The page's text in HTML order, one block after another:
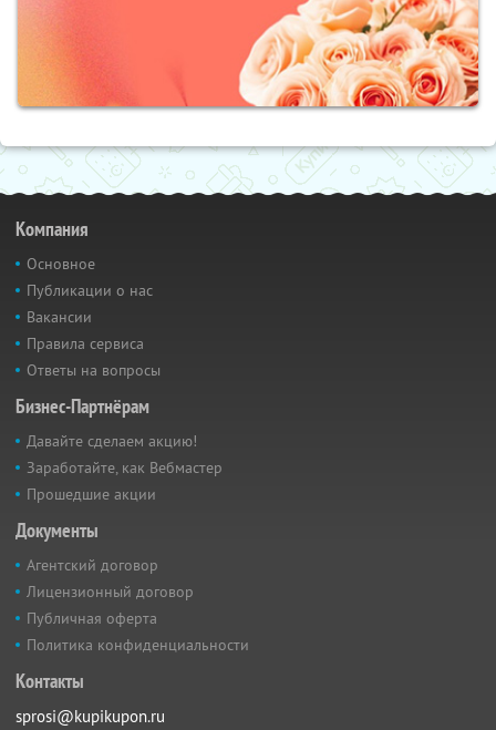
Компания
Основное
Публикации о нас
Вакансии
Правила сервиса
Ответы на вопросы
Бизнес-Партнёрам
Давайте сделаем акцию!
Заработайте, как Вебмастер
Прошедшие акции
Документы
Агентский договор
Лицензионный договор
Публичная оферта
Политика конфиденциальности
Контакты
sprosi@kupikupon.ru